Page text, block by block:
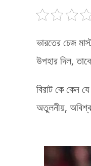
ভারতের চেজ
উপহার দিল,
বিরাট কে কেন
অতুলনীয়,